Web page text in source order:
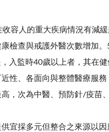
容人的重大疾病情況有減緩
檢查與戒護外醫次數增加
入監時40歲以上者，其在
性、各面向與整體醫療服
，次為中醫、預防針/疫苗、
宜採多元但整合之來源以因